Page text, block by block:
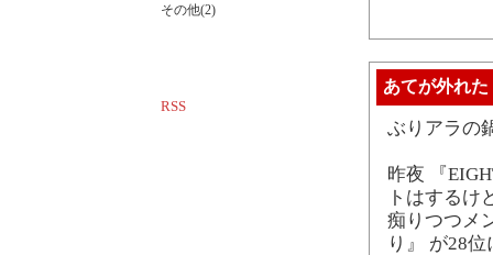
その他(2)
RSS
あてが外れた
ぶりアラの
昨夜 『
トはするけ
痴りつつメ
り』 が28